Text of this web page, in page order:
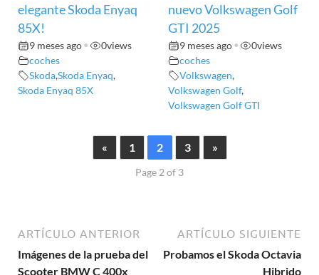
elegante Skoda Enyaq
85X!
9 meses ago• 0views
coches
Skoda,Skoda Enyaq,
Skoda Enyaq 85X
nuevo Volkswagen Golf
GTI 2025
9 meses ago• 0views
coches
Volkswagen,
Volkswagen Golf,
Volkswagen Golf GTI
« 1 2 3 »
Page 2 of 3
ARTÍCULO ANTERIOR
Imágenes de la prueba del
Scooter BMW C 400x
ARTÍCULO SIGUIENTE
Probamos el Skoda Octavia
Hibrido